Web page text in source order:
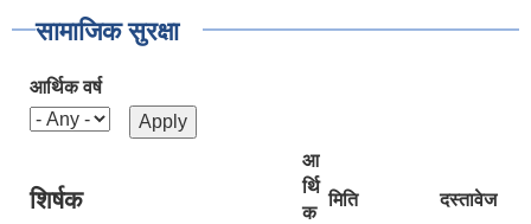
सामाजिक सुरक्षा
आर्थिक वर्ष
शिर्षक
आ
र्थि
क
मिति दस्तावेज